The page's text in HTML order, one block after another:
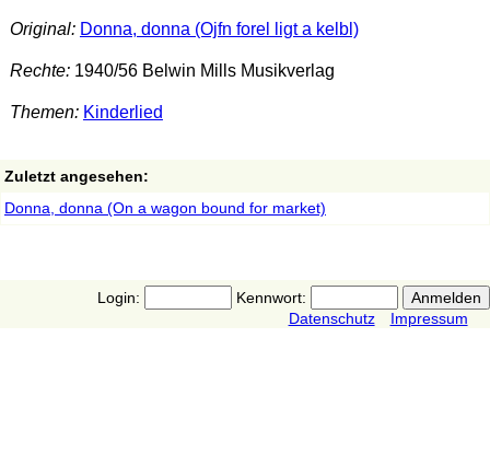
Original: Donna, donna (Ojfn forel ligt a kelbl)
Rechte:1940/56 Belwin Mills Musikverlag
Themen: Kinderlied
Zuletzt angesehen:
Donna, donna (On a wagon bound for market)
Login:
Kennwort:
Datenschutz
Impressum